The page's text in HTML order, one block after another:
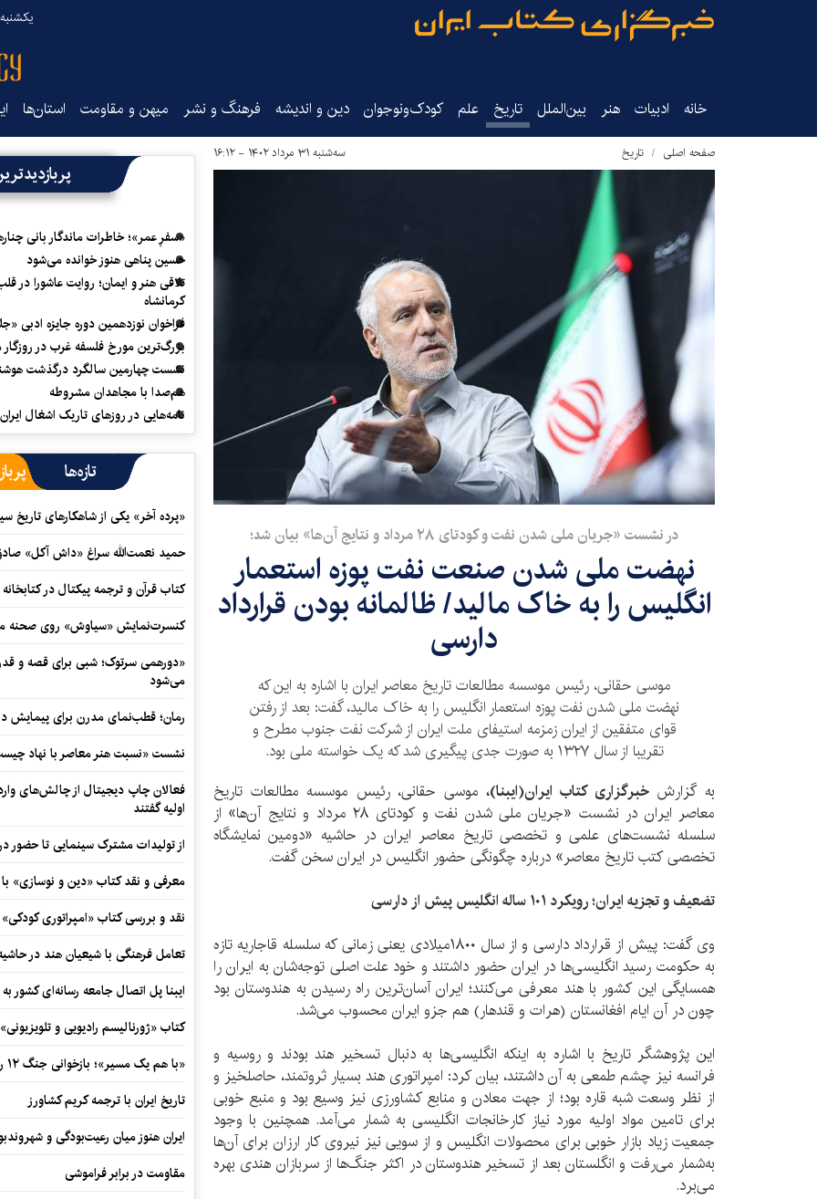
یکشنبه ۱۸ مرداد
خانه ادبیات هنر بین‌الملل تاریخ‌ علم کودک‌ونوجوان دین و اندیشه فرهنگ و نشر میهن و مقاومت استان‌ها
صفحه اصلی تاریخ سه‌شنبه ۳۱ مرداد ۱۴۰۲ - ۱۶:۱۲
در نشست «جریان ملی شدن نفت و کودتای ۲۸ مرداد و نتایج آن‌ها» بیان شد؛
نهضت ملی شدن صنعت نفت پوزه استعمار
انگلیس را به خاک مالید/ ظالمانه بودن قرارداد
دارسی
موسی حقانی، رئیس موسسه مطالعات تاریخ معاصر ایران با اشاره به این که
نهضت ملی شدن نفت پوزه استعمار انگلیس را به خاک مالید، گفت: بعد از رفتن
قوای متفقین از ایران زمزمه استیفای ملت ایران از شرکت نفت جنوب مطرح و
تقریبا از سال ۱۳۲۷ به صورت جدی پیگیری شد که یک خواسته ملی بود.
به گزارشخبرگزاری کتاب ایران(ایبنا)، موسی حقانی، رئیس موسسه مطالعات تاریخ
معاصر ایران در نشست «جریان ملی شدن نفت و کودتای ۲۸ مرداد و نتایج آن‌ها» از
سلسله نشست‌های علمی و تخصصی تاریخ معاصر ایران در حاشیه «دومین نمایشگاه
تخصصی کتب تاریخ معاصر» درباره چگونگی حضور انگلیس در ایران سخن گفت.
تضعیف و تجزیه ایران؛ رویکرد ۱۰۱ ساله انگلیس پیش از دارسی
وی گفت: پیش از قرارداد دارسی و از سال ۱۸۰۰میلادی یعنی زمانی که سلسله قاجاریه تازه
به حکومت رسید انگلیسی‌ها در ایران حضور داشتند و خود علت اصلی توجه‌شان به ایران را
همسایگی این کشور با هند معرفی می‌کنند؛ ایران آسان‌ترین راه رسیدن به هندوستان بود
چون در آن ایام افغانستان (هرات و قندهار) هم جزو ایران محسوب می‌شد.
این پژوهشگر تاریخ با اشاره به اینکه انگلیسی‌ها به دنبال تسخیر هند بودند و روسیه و
فرانسه نیز چشم طمعی به آن داشتند، بیان کرد: امپراتوری هند بسیار ثروتمند، حاصلخیز و
از نظر وسعت شبه قاره بود؛ از جهت معادن و منابع کشاورزی نیز وسیع بود و منبع خوبی
برای تامین مواد اولیه مورد نیاز کارخانجات انگلیسی به شمار می‌آمد. همچنین با وجود
جمعیت زیاد بازار خوبی برای محصولات انگلیس و از سویی نیز نیروی کار ارزان برای آن‌ها
به‌شمار می‌رفت و انگلستان بعد از تسخیر هندوستان در اکثر جنگ‌ها از سربازان هندی بهره
می‌برد.
«سفرِ عمر»؛ خاطرات ماندگار بانی
حسین پناهی هنوز خوانده می‌شود
تلاقی هنر و ایمان؛ روایت عاشورا در
کرمانشاه
فراخوان نوزدهمین دوره جایزه ادبی
بزرگ‌ترین مورخ فلسفه غرب در روزگار
نشست چهارمین سالگرد درگذشت
هم‌صدا با مجاهدان مشروطه
نامه‌هایی در روزهای تاریک اشغال ایران
تازه‌ها
«پرده آخر» یکی از شاهکارهای تاریخ
حمید نعمت‌‏الله سراغ «داش آکل»
کتاب قرآن و ترجمه پیکتال در
کنسرت‌نمایش «سیاوش» روی صحنه
«دورهمی سرتوک؛ شبی برای قصه و
می‌شود
رمان؛ قطب‌نمای مدرن برای پیمایش
نشست «نسبت هنر معاصر با نهاد
فعالان چاپ دیجیتال از چالش‌های
اولیه گفتند
از تولیدات مشترک سینمایی تا حضور
معرفی و نقد کتاب «دین و نوسازی»
نقد و بررسی کتاب «امپراتوری کودکی»
تعامل فرهنگی با شیعیان هند در
ایبنا پل اتصال جامعه رسانه‌ای کشور
کتاب «ژورنالیسم رادیویی و تلویزیونی»
«با هم یک مسیر»؛ بازخوانی جنگ ۱۲ روزه در قاب یک رمان کوتاه
تاریخ ایران با ترجمه کریم کشاورز
ایران هنوز میان رعیت‌بودگی و
مقاومت در برابر فراموشی